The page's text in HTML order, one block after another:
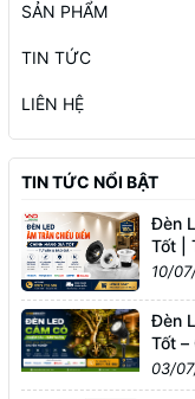
SẢN PHẨM
TIN TỨC
LIÊN HỆ
TIN TỨC NỔI BẬT
Đèn
Tốt |
10/
Đèn
Tốt –
Hãng
03/